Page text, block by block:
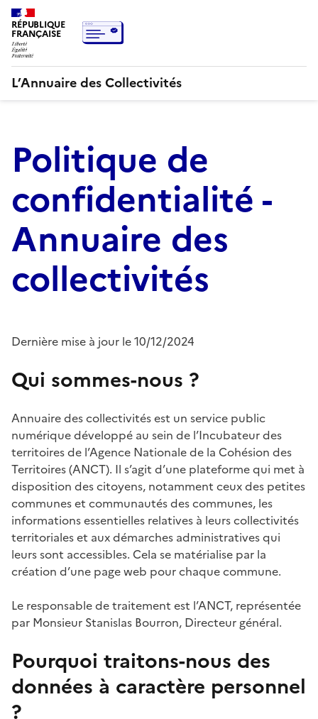
RÉPUBLIQUE
FRANÇAISE
L’Annuaire des Collectivités
Politique de
confidentialité -
Annuaire des
collectivités
Dernière mise à jour le 10/12/2024
Qui sommes-nous ?
Annuaire des collectivités est un service public
numérique développé au sein de l’Incubateur des
territoires de l’Agence Nationale de la Cohésion des
Territoires (ANCT). Il s’agit d’une plateforme qui met à
disposition des citoyens, notamment ceux des petites
communes et communautés des communes, les
informations essentielles relatives à leurs collectivités
territoriales et aux démarches administratives qui
leurs sont accessibles. Cela se matérialise par la
création d’une page web pour chaque commune.
Le responsable de traitement est l’ANCT, représentée
par Monsieur Stanislas Bourron, Directeur général.
Pourquoi traitons-nous des
données à caractère personnel
?